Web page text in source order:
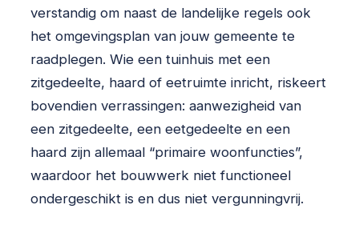
verstandig om naast de landelijke regels ook
het omgevingsplan van jouw gemeente te
raadplegen. Wie een tuinhuis met een
zitgedeelte, haard of eetruimte inricht, riskeert
bovendien verrassingen: aanwezigheid van
een zitgedeelte, een eetgedeelte en een
haard zijn allemaal “primaire woonfuncties”,
waardoor het bouwwerk niet functioneel
ondergeschikt is en dus niet vergunningvrij.